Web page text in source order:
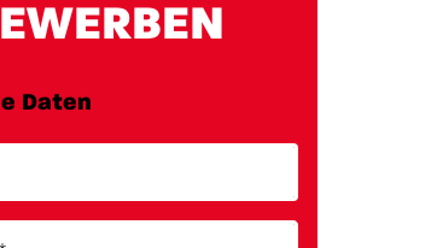
Daten